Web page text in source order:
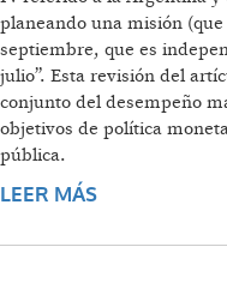
planeando una misión
septiembre, que es
julio”. Esta revisión del
conjunto del desempeño
objetivos de política
pública.
LEER MÁS